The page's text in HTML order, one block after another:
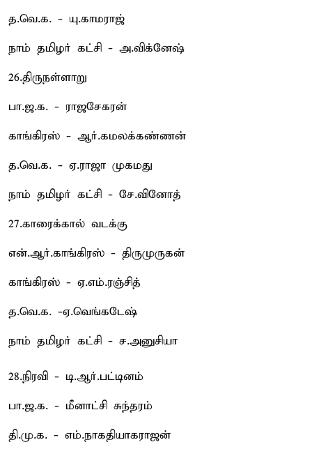
த.வெ.க. - யு.காமராஜ்
நாம் தமிழர் கட்சி - அ.விக்னேஷ்
26.திருநள்ளாறு
பா.ஜ.க. - ராஜசேகரன்
காங்கிரஸ் - ஆர்.கமலக்கண்ணன்
த.வெ.க. - ஏ.ராஜா முகமது
நாம் தமிழர் கட்சி - சே.வினோத்
27.காரைக்கால் வடக்கு
என்.ஆர்.காங்கிரஸ் - திருமுருகன்
காங்கிரஸ் - ஏ.எம்.ரஞ்சித்
த.வெ.க. -ஏ.வெங்கடேஷ்
நாம் தமிழர் கட்சி - ச.அனுசியா
28.நிரவி - டி.ஆர்.பட்டினம்
பா.ஜ.க. - மீனாட்சி சுந்தரம்
தி.மு.க. - எம்.நாகதியாகராஜன்